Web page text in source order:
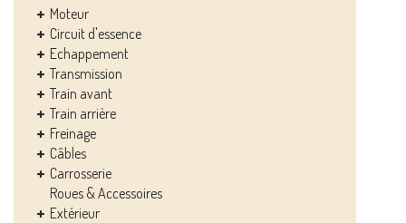
Moteur
Circuit d'essence
Echappement
Transmission
Train avant
Train arrière
Freinage
Câbles
Carrosserie
Roues & Accessoires
Extérieur